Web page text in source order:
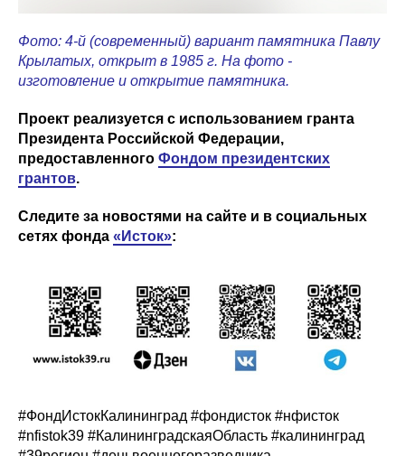
Фото: 4-й (современный) вариант памятника Павлу
Крылатых, открыт в 1985 г. На фото -
изготовление и открытие памятника.
Проект реализуется с использованием гранта
Президента Российской Федерации,
предоставленного Фондом президентских
грантов.
Следите за новостями на сайте и в социальных
сетях фонда «Исток»:
#ФондИстокКалининград #фондисток #нфисток
#nfistok39 #КалининградскаяОбласть #калининград